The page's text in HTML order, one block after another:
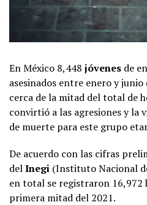
En México 8,448 jóvenes de
asesinados entre enero y
cerca de la mitad del total de
convirtió a las agresiones y la
de muerte para este grupo
De acuerdo con las cifras
delInegi (Instituto Nacional
en total se registraron 16,972
primera mitad del 2021.